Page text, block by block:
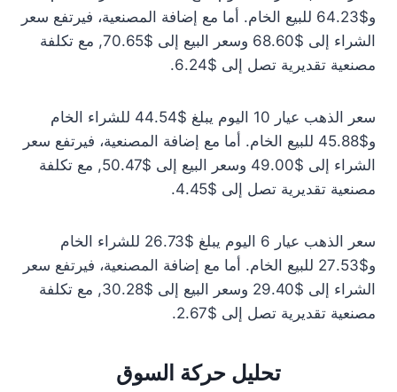
و$64.23 للبيع الخام. أما مع إضافة المصنعية، فيرتفع سعر
الشراء إلى $68.60 وسعر البيع إلى $70.65, مع تكلفة
مصنعية تقديرية تصل إلى $6.24.
سعر الذهب عيار 10 اليوم يبلغ $44.54 للشراء الخام
و$45.88 للبيع الخام. أما مع إضافة المصنعية، فيرتفع سعر
الشراء إلى $49.00 وسعر البيع إلى $50.47, مع تكلفة
مصنعية تقديرية تصل إلى $4.45.
سعر الذهب عيار 6 اليوم يبلغ $26.73 للشراء الخام
و$27.53 للبيع الخام. أما مع إضافة المصنعية، فيرتفع سعر
الشراء إلى $29.40 وسعر البيع إلى $30.28, مع تكلفة
مصنعية تقديرية تصل إلى $2.67.
تحليل حركة السوق